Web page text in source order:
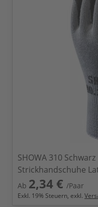
SHOWA 310
Strickhandschuhe
Ab 2,34 € /Paar
Exkl. 19% Steuern, exkl.